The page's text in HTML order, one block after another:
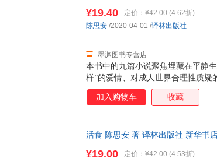
本书中的九篇小说聚焦埋藏在平静
样”的爱情、对成人世界合理性质
无视的，却必须直面的。化用评论
¥19.40 定价： ¥42.00 (4.62折)
墨渊图书专营店
陈思安 /2020-04-01 /译林出版社
加入购物车 收藏
活食 陈思安 著 译林出版社 新华书
¥19.00 定价： ¥42.00 (4.53折)